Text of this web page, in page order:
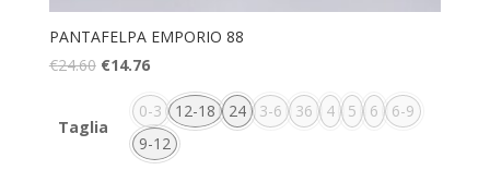
PANTAFELPA EMPORIO 88
€24.60 €14.76
Taglia
0-3 12-18 24 3-6 36 4 5 6
6-9
9-12